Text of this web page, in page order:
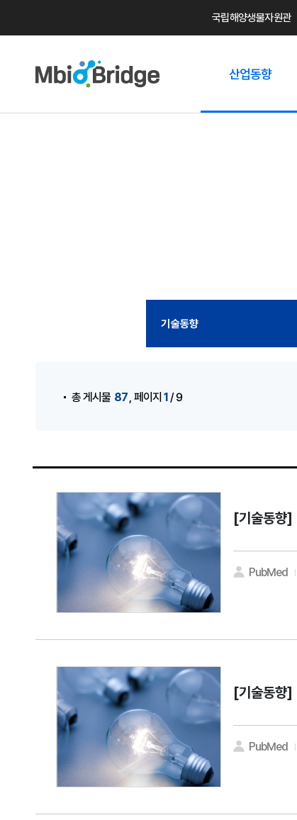
국립해양생물자원관
산업동향
기술동향
총 게시물 87 ,페이지1/ 9
[기술동향]
PubMed
[기술동향]
PubMed